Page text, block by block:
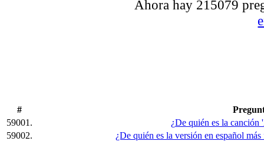
Ahora hay 215079
#
59001.
¿De quién es la
59002.
¿De quién es la versión en español